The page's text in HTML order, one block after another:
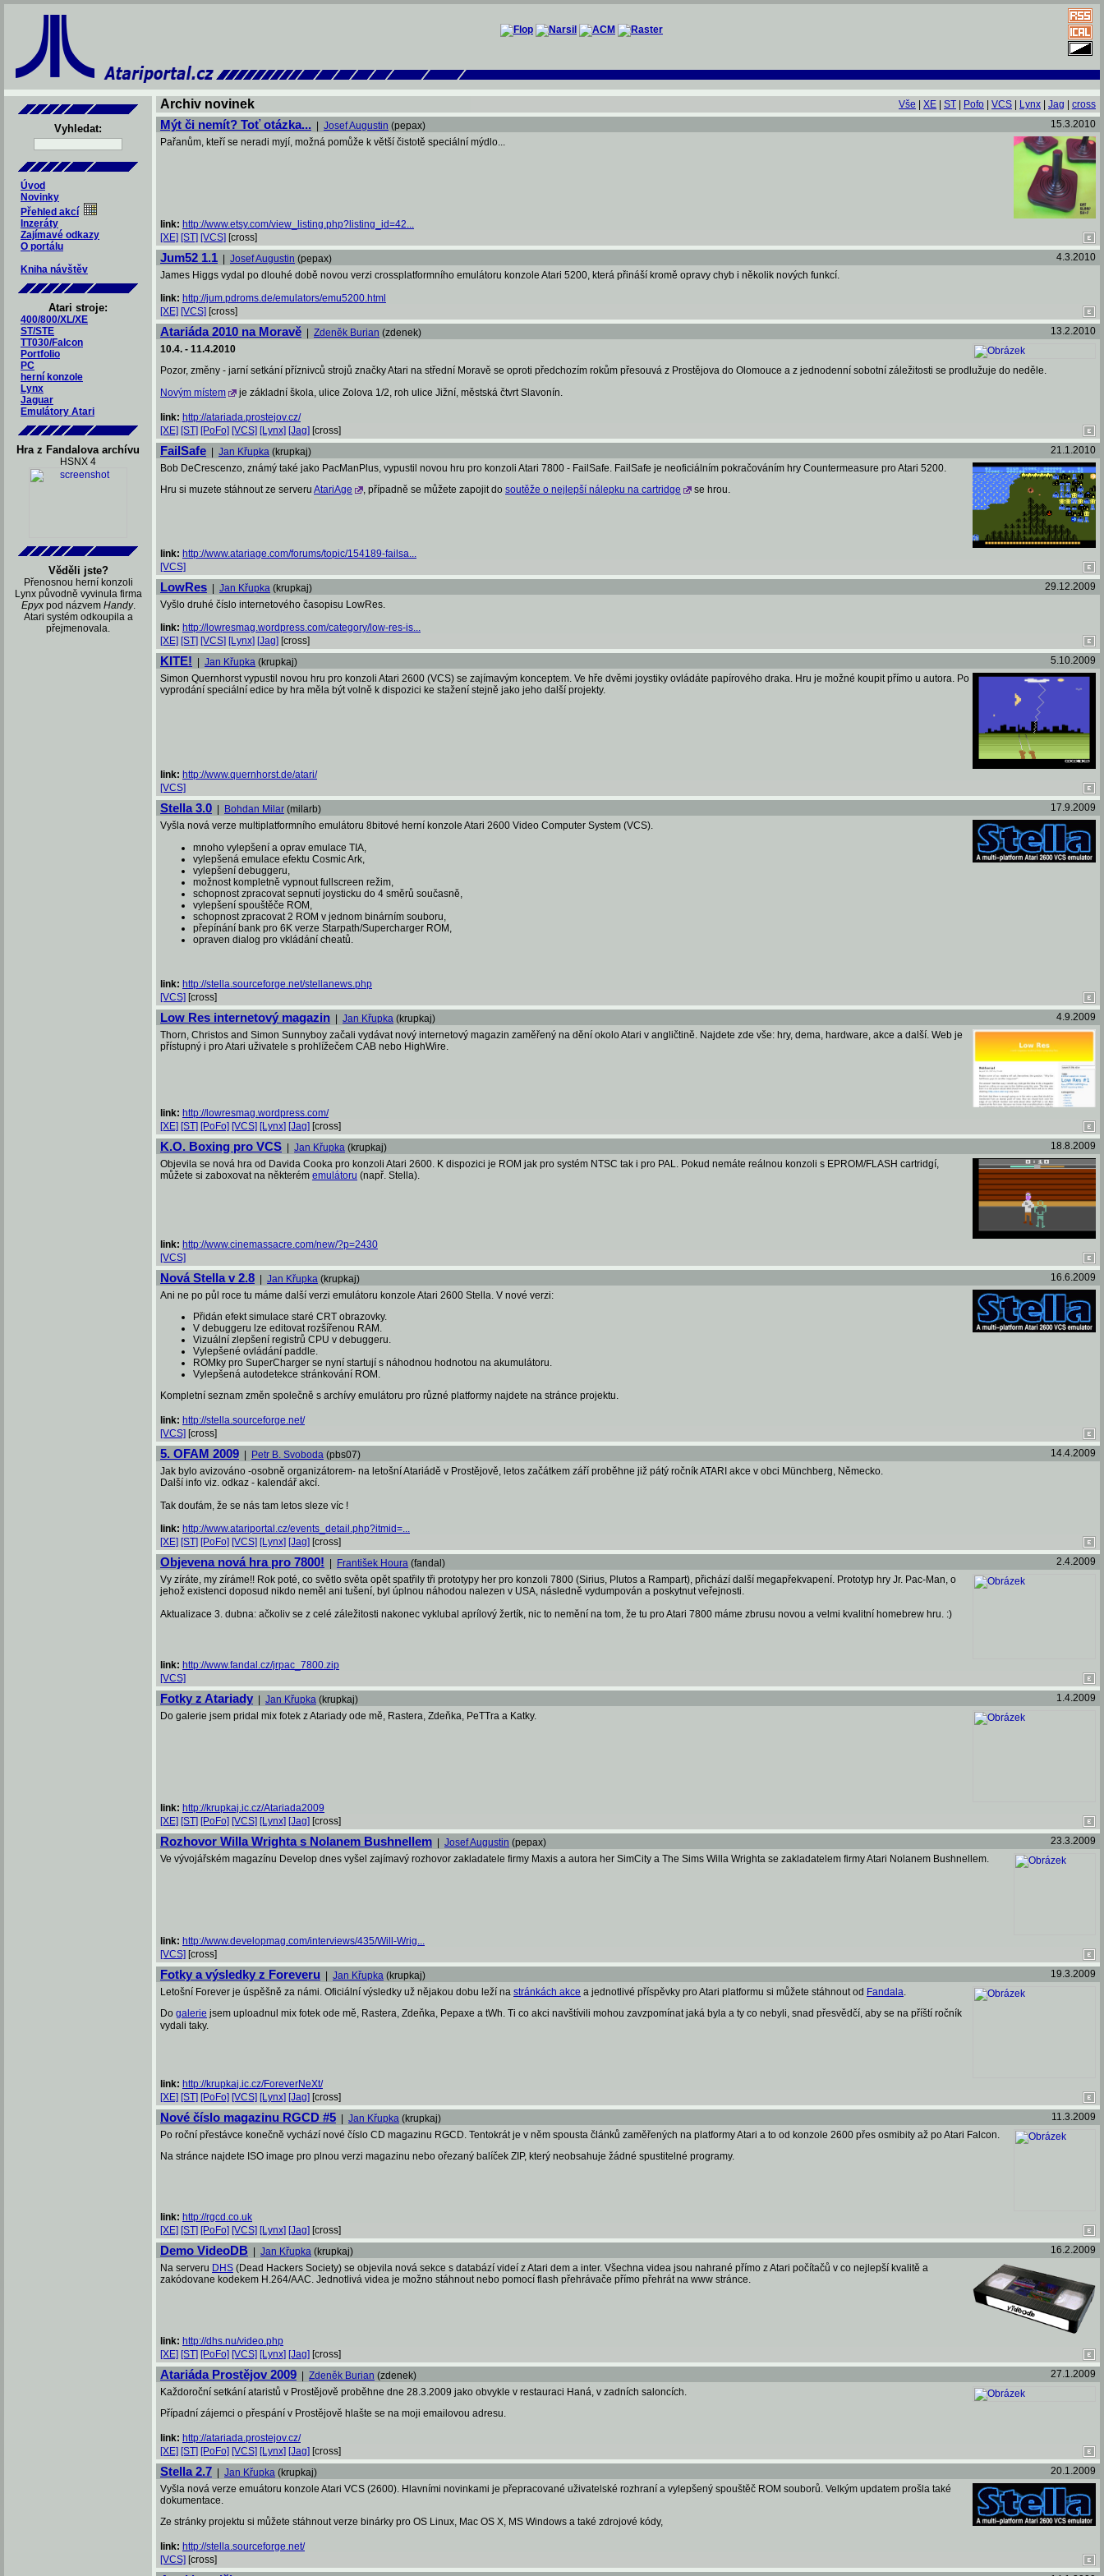
Vyhledat:
Úvod
Novinky
Přehled akcí
Inzeráty
Zajímavé odkazy
O portálu
Kniha návštěv
Atari stroje:
400/800/XL/XE
ST/STE
TT030/Falcon
Portfolio
PC
herní konzole
Lynx
Jaguar
Emulátory Atari
Hra z Fandalova archívu
HSNX 4
Věděli jste?
Přenosnou herní konzoli
Lynx původně vyvinula firma
Epyxpod názvem Handy.
Atari systém odkoupila a
přejmenovala.
Archiv novinek Vše XE ST Pofo VCS Lynx Jag cross
Mýt či nemít? Toť otázka... Josef Augustin (pepax)
15.3.2010
Pařanům, kteří se neradi myjí, možná pomůže k větší čistotě speciální mýdlo...
link: http://www.etsy.com/view_listing.php?listing_id=42...
[XE] [ST] [VCS] [cross]
Jum52 1.1 Josef Augustin (pepax)
4.3.2010
James Higgs vydal po dlouhé době novou verzi crossplatformního emulátoru konzole Atari 5200, která přináší kromě opravy chyb i několik nových funkcí.
link: http://jum.pdroms.de/emulators/emu5200.html
[XE] [VCS] [cross]
Atariáda 2010 na Moravě Zdeněk Burian (zdenek)
13.2.2010
10.4. - 11.4.2010
Pozor, změny - jarní setkání příznivců strojů značky Atari na střední Moravě se oproti předchozím rokům přesouvá z Prostějova do Olomouce a z jednodenní sobotní záležitosti se prodlužuje do neděle.
Novým místem
je základní škola, ulice Zolova 1/2, roh ulice Jižní, městská čtvrt Slavonín.
link: http://atariada.prostejov.cz/
[XE] [ST] [PoFo] [VCS] [Lynx] [Jag] [cross]
FailSafe Jan Křupka (krupkaj)
21.1.2010
Bob DeCrescenzo, známý také jako PacManPlus, vypustil novou hru pro konzoli Atari 7800 - FailSafe. FailSafe je neoficiálním pokračováním hry Countermeasure pro Atari 5200.
Hru si muzete stáhnout ze serveru AtariAge , případně se můžete zapojit do soutěže o nejlepší nálepku na cartridge se hrou.
link: http://www.atariage.com/forums/topic/154189-failsa...
[VCS]
LowRes Jan Křupka (krupkaj)
29.12.2009
Vyšlo druhé číslo internetového časopisu LowRes.
link: http://lowresmag.wordpress.com/category/low-res-is...
[XE] [ST] [VCS] [Lynx] [Jag] [cross]
KITE! Jan Křupka (krupkaj)
5.10.2009
Simon Quernhorst vypustil novou hru pro konzoli Atari 2600 (VCS) se zajímavým konceptem. Ve hře dvěmi joystiky ovládáte papírového draka. Hru je možné koupit přímo u autora. Po
vyprodání speciální edice by hra měla být volně k dispozici ke stažení stejně jako jeho další projekty.
link: http://www.quernhorst.de/atari/
[VCS]
Stella 3.0 Bohdan Milar (milarb)
17.9.2009
Vyšla nová verze multiplatformního emulátoru 8bitové herní konzole Atari 2600 Video Computer System (VCS).
mnoho vylepšení a oprav emulace TIA,
vylepšená emulace efektu Cosmic Ark,
vylepšení debuggeru,
možnost kompletně vypnout fullscreen režim,
schopnost zpracovat sepnutí joysticku do 4 směrů současně,
vylepšení spouštěče ROM,
schopnost zpracovat 2 ROM v jednom binárním souboru,
přepínání bank pro 6K verze Starpath/Supercharger ROM,
opraven dialog pro vkládání cheatů.
link: http://stella.sourceforge.net/stellanews.php
[VCS] [cross]
Low Res internetový magazin Jan Křupka (krupkaj)
4.9.2009
Thorn, Christos and Simon Sunnyboy začali vydávat nový internetový magazin zaměřený na dění okolo Atari v angličtině. Najdete zde vše: hry, dema, hardware, akce a další. Web je
přístupný i pro Atari uživatele s prohlížečem CAB nebo HighWire.
link: http://lowresmag.wordpress.com/
[XE] [ST] [PoFo] [VCS] [Lynx] [Jag] [cross]
K.O. Boxing pro VCS Jan Křupka (krupkaj)
18.8.2009
Objevila se nová hra od Davida Cooka pro konzoli Atari 2600. K dispozici je ROM jak pro systém NTSC tak i pro PAL. Pokud nemáte reálnou konzoli s EPROM/FLASH cartridgí,
můžete si zaboxovat na některém emulátoru (např. Stella).
link: http://www.cinemassacre.com/new/?p=2430
[VCS]
Nová Stella v 2.8 Jan Křupka (krupkaj)
16.6.2009
Ani ne po půl roce tu máme další verzi emulátoru konzole Atari 2600 Stella. V nové verzi:
Přidán efekt simulace staré CRT obrazovky.
V debuggeru lze editovat rozšířenou RAM.
Vizuální zlepšení registrů CPU v debuggeru.
Vylepšené ovládání paddle.
ROMky pro SuperCharger se nyní startují s náhodnou hodnotou na akumulátoru.
Vylepšená autodetekce stránkování ROM.
Kompletní seznam změn společně s archívy emulátoru pro různé platformy najdete na stránce projektu.
link: http://stella.sourceforge.net/
[VCS] [cross]
5. OFAM 2009 Petr B. Svoboda (pbs07)
14.4.2009
Jak bylo avizováno -osobně organizátorem- na letošní Atariádě v Prostějově, letos začátkem září proběhne již pátý ročník ATARI akce v obci Münchberg, Německo.
Další info viz. odkaz - kalendář akcí.
Tak doufám, že se nás tam letos sleze víc !
link: http://www.atariportal.cz/events_detail.php?itmid=...
[XE] [ST] [PoFo] [VCS] [Lynx] [Jag] [cross]
Objevena nová hra pro 7800! František Houra (fandal)
2.4.2009
Vy zíráte, my zíráme!! Rok poté, co světlo světa opět spatřily tři prototypy her pro konzoli 7800 (Sirius, Plutos a Rampart), přichází další megapřekvapení. Prototyp hry Jr. Pac-Man, o
jehož existenci doposud nikdo neměl ani tušení, byl úplnou náhodou nalezen v USA, následně vydumpován a poskytnut veřejnosti.
Aktualizace 3. dubna: ačkoliv se z celé záležitosti nakonec vyklubal aprílový žertík, nic to nemění na tom, že tu pro Atari 7800 máme zbrusu novou a velmi kvalitní homebrew hru. :)
link: http://www.fandal.cz/jrpac_7800.zip
[VCS]
Fotky z Atariady Jan Křupka (krupkaj)
1.4.2009
Do galerie jsem pridal mix fotek z Atariady ode mě, Rastera, Zdeňka, PeTTra a Katky.
link: http://krupkaj.ic.cz/Atariada2009
[XE] [ST] [PoFo] [VCS] [Lynx] [Jag] [cross]
Rozhovor Willa Wrighta s Nolanem Bushnellem Josef Augustin (pepax)
23.3.2009
Ve vývojářském magazínu Develop dnes vyšel zajímavý rozhovor zakladatele firmy Maxis a autora her SimCity a The Sims Willa Wrighta se zakladatelem firmy Atari Nolanem Bushnellem.
link: http://www.developmag.com/interviews/435/Will-Wrig...
[VCS] [cross]
Fotky a výsledky z Foreveru Jan Křupka (krupkaj)
19.3.2009
Letošní Forever je úspěšně za námi. Oficiální výsledky už nějakou dobu leží na stránkách akce a jednotlivé příspěvky pro Atari platformu si můžete stáhnout od Fandala.
Do galerie jsem uploadnul mix fotek ode mě, Rastera, Zdeňka, Pepaxe a tWh. Ti co akci navštívili mohou zavzpomínat jaká byla a ty co nebyli, snad přesvědčí, aby se na příští ročník
vydali taky.
link: http://krupkaj.ic.cz/ForeverNeXt/
[XE] [ST] [PoFo] [VCS] [Lynx] [Jag] [cross]
Nové číslo magazinu RGCD #5 Jan Křupka (krupkaj)
11.3.2009
Po roční přestávce konečně vychází nové číslo CD magazinu RGCD. Tentokrát je v něm spousta článků zaměřených na platformy Atari a to od konzole 2600 přes osmibity až po Atari Falcon.
Na stránce najdete ISO image pro plnou verzi magazinu nebo ořezaný balíček ZIP, který neobsahuje žádné spustitelné programy.
link: http://rgcd.co.uk
[XE] [ST] [PoFo] [VCS] [Lynx] [Jag] [cross]
Demo VideoDB Jan Křupka (krupkaj)
16.2.2009
Na serveru DHS (Dead Hackers Society) se objevila nová sekce s databází videí z Atari dem a inter. Všechna videa jsou nahrané přímo z Atari počítačů v co nejlepší kvalitě a
zakódovane kodekem H.264/AAC. Jednotlivá videa je možno stáhnout nebo pomocí flash přehrávače přímo přehrát na www stránce.
link: http://dhs.nu/video.php
[XE] [ST] [PoFo] [VCS] [Lynx] [Jag] [cross]
Atariáda Prostějov 2009 Zdeněk Burian (zdenek)
27.1.2009
Každoroční setkání ataristů v Prostějově proběhne dne 28.3.2009 jako obvykle v restauraci Haná, v zadních saloncích.
Případní zájemci o přespání v Prostějově hlašte se na moji emailovou adresu.
link: http://atariada.prostejov.cz/
[XE] [ST] [PoFo] [VCS] [Lynx] [Jag] [cross]
Stella 2.7 Jan Křupka (krupkaj)
20.1.2009
Vyšla nová verze emuátoru konzole Atari VCS (2600). Hlavními novinkami je přepracované uživatelské rozhraní a vylepšený spouštěč ROM souborů. Velkým updatem prošla také
dokumentace.
Ze stránky projektu si můžete stáhnout verze binárky pro OS Linux, Mac OS X, MS Windows a také zdrojové kódy,
link: http://stella.sourceforge.net/
[VCS] [cross]